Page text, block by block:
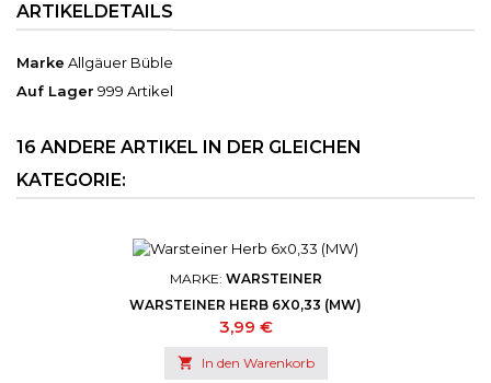
ARTIKELDETAILS
Marke Allgäuer Büble
Auf Lager 999 Artikel
16 ANDERE ARTIKEL IN DER GLEICHEN
KATEGORIE:
MARKE: WARSTEINER
WARSTEINER HERB 6X0,33 (MW)
Preis
3,99 €
 In den Warenkorb